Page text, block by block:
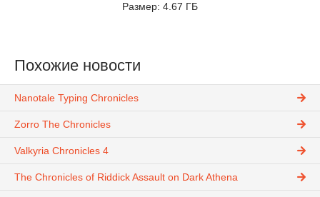
Размер: 4.67 ГБ
Похожие новости
Nanotale Typing Chronicles
Zorro The Chronicles
Valkyria Chronicles 4
The Chronicles of Riddick Assault on Dark Athena